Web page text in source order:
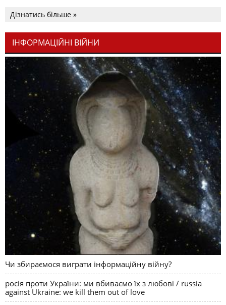
Дізнатись більше »
ІНФОРМАЦІЙНІ ВІЙНИ
Чи збираємося виграти інформаційну війну?
росія проти України: ми вбиваємо їх з любові / russia
against Ukraine: we kill them out of love